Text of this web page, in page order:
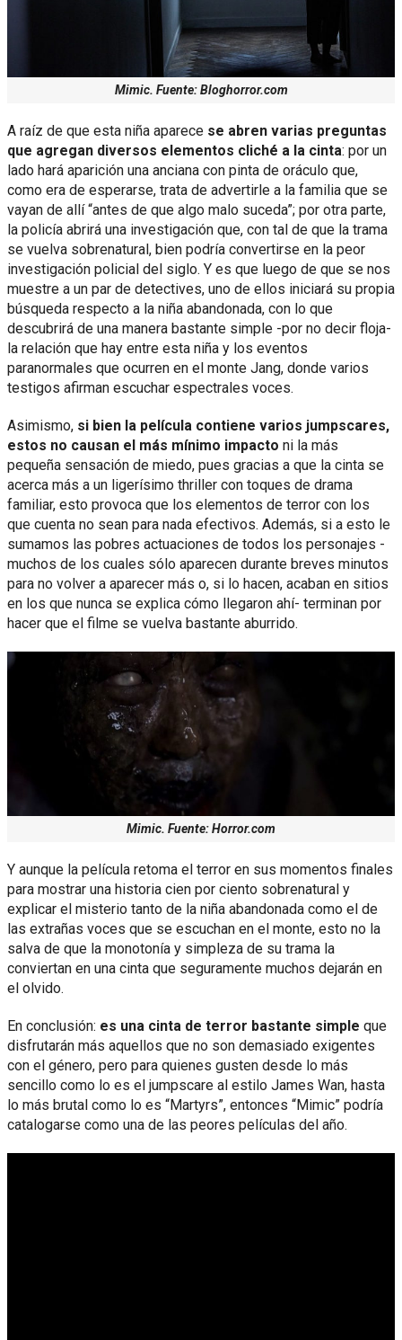
Mimic. Fuente: Bloghorror.com
A raíz de que esta niña aparece se abren varias preguntas
que agregan diversos elementos cliché a la cinta: por un
lado hará aparición una anciana con pinta de oráculo que,
como era de esperarse, trata de advertirle a la familia que se
vayan de allí “antes de que algo malo suceda”; por otra parte,
la policía abrirá una investigación que, con tal de que la trama
se vuelva sobrenatural, bien podría convertirse en la peor
investigación policial del siglo. Y es que luego de que se nos
muestre a un par de detectives, uno de ellos iniciará su propia
búsqueda respecto a la niña abandonada, con lo que
descubrirá de una manera bastante simple -por no decir floja-
la relación que hay entre esta niña y los eventos
paranormales que ocurren en el monte Jang, donde varios
testigos afirman escuchar espectrales voces.
Asimismo, si bien la película contiene varios jumpscares,
estos no causan el más mínimo impacto ni la más
pequeña sensación de miedo, pues gracias a que la cinta se
acerca más a un ligerísimo thriller con toques de drama
familiar, esto provoca que los elementos de terror con los
que cuenta no sean para nada efectivos. Además, si a esto le
sumamos las pobres actuaciones de todos los personajes -
muchos de los cuales sólo aparecen durante breves minutos
para no volver a aparecer más o, si lo hacen, acaban en sitios
en los que nunca se explica cómo llegaron ahí- terminan por
hacer que el filme se vuelva bastante aburrido.
Mimic. Fuente: Horror.com
Y aunque la película retoma el terror en sus momentos finales
para mostrar una historia cien por ciento sobrenatural y
explicar el misterio tanto de la niña abandonada como el de
las extrañas voces que se escuchan en el monte, esto no la
salva de que la monotonía y simpleza de su trama la
conviertan en una cinta que seguramente muchos dejarán en
el olvido.
En conclusión: es una cinta de terror bastante simple que
disfrutarán más aquellos que no son demasiado exigentes
con el género, pero para quienes gusten desde lo más
sencillo como lo es el jumpscare al estilo James Wan, hasta
lo más brutal como lo es “Martyrs”, entonces “Mimic” podría
catalogarse como una de las peores películas del año.